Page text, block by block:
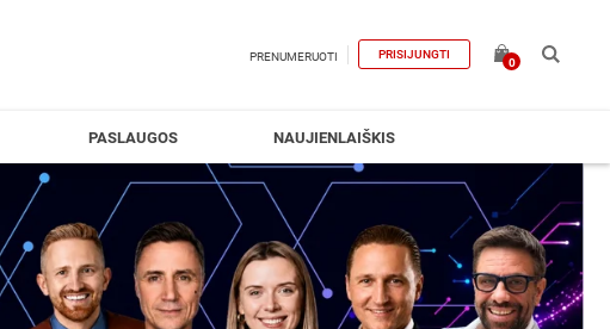
PRENUMERUOTI PRISIJUNGTI
0
PASLAUGOS NAUJIENLAIŠKIS